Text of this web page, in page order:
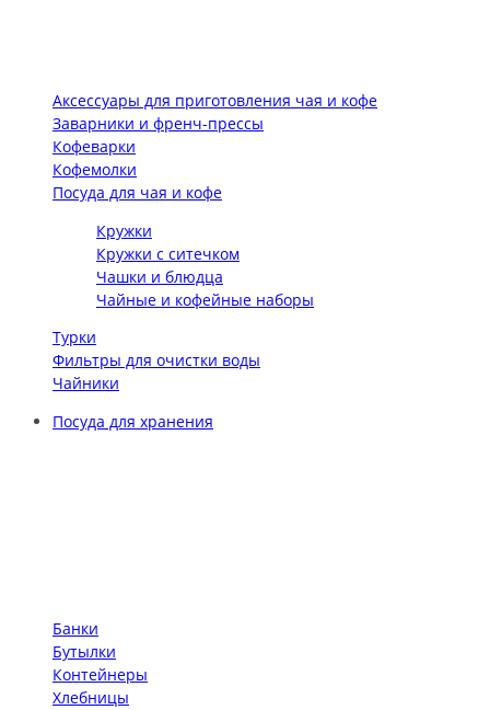
Аксессуары для приготовления чая и кофе
Заварники и френч-прессы
Кофеварки
Кофемолки
Посуда для чая и кофе
Кружки
Кружки с ситечком
Чашки и блюдца
Чайные и кофейные наборы
Турки
Фильтры для очистки воды
Чайники
Посуда для хранения
Банки
Бутылки
Контейнеры
Хлебницы